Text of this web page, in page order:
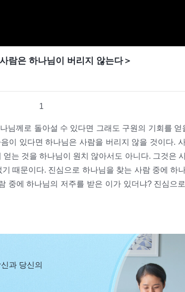
람은 하나님이 버리지 않는다＞
1
님께로 돌아설 수 있다면 그래도 구원의 기회를 얻
이 있다면 하나님은 사람을 버리지 않을 것이다.
는 것을 하나님이 원치 않아서도 아니다. 그것은
때문이다. 진심으로 하나님을 찾는 사람 중에 하
중에 하나님의 저주를 받은 이가 있더냐? 진심으
을 충분히 사랑하지 못했다고 여기는 사람 중에 하
해 자기 일생의 에너지를 쏟으려고 하지 않으면
람의 관념에 맞지 않는 점이 너무 많다고 말한다.
설령 온 힘을 다 쏟아붓는다 할지라도 하나님께 칭
을 얻으려는 것이 아니라 사역에 필요하기 때문이
과 당신의